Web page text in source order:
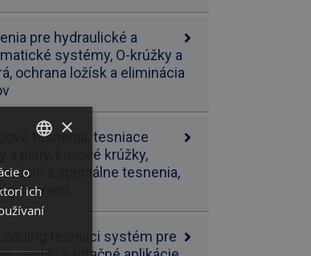
pre hydraulické a
systémy, O-krúžky a
ochrana ložísk a eliminácia
tesnenia, tesniace
a pláty, kovové krúžky,
a špeciálne tesnenia,
tesnení
Loading tesniaci systém pre
SLOVAK
ENGLISH
×
o
ich